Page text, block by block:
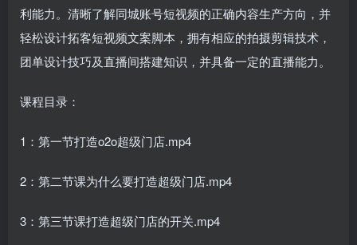
利能力。清晰了解同城账号短视频的正确内容生产方向，并
轻松设计拓客短视频文案脚本，拥有相应的拍摄剪辑技术，
团单设计技巧及直播间搭建知识，并具备一定的直播能力。
课程目录：
1：第一节打造o2o超级门店.mp4
2：第二节课为什么要打造超级门店.mp4
3：第三节课打造超级门店的开关.mp4